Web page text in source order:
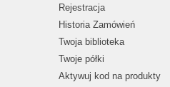
Rejestracja
Historia Zamówień
Twoja biblioteka
Twoje półki
Aktywuj kod na produkty